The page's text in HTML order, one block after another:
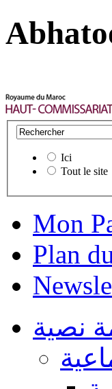
Ici
Tout le site
Mon
Plan
نصية